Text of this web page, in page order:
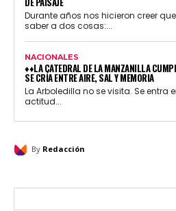
Durante años nos hicieron creer
saber a dos cosas:...
NACIONALES
♦♦LA CATEDRAL DE LA MANZANILLA
SE CRÍA ENTRE AIRE, SAL Y MEMORIA
La Arboledilla no se visita. Se
actitud...
By Redacción